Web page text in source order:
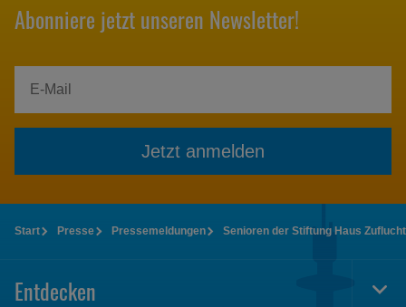
Abonniere jetzt unseren Newsletter!
Jetzt anmelden
Start Presse Pressemeldungen Senioren der Stiftung Haus
Entdecken